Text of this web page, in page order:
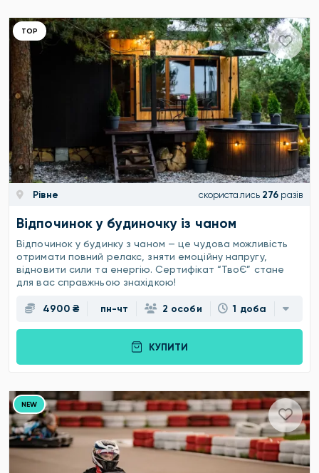
ТОР
Рівне скористались 276 разів
Відпочинок у будиночку із чаном
Відпочинок у будинку з чаном — це чудова можливість
отримати повний релакс, зняти емоційну напругу,
відновити сили та енергію. Сертифікат “ТвоЄ” стане
для вас справжньою знахідкою!
4900 ₴ пн-чт 2 особи 1 доба
КУПИТИ
NEW